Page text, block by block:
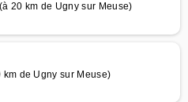
20 km de Ugny sur Meuse)
de Ugny sur Meuse)